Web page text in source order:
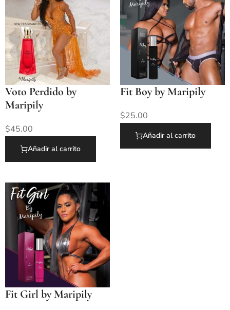
Voto Perdido by
Maripily
$45.00
Añadir al carrito
Fit Boy by Maripily
$25.00
Añadir al carrito
Fit Girl by Maripily